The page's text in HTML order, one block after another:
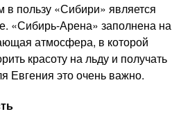
пользу «Сибири» является
«Сибирь-Арена» заполнена на
атмосфера, в которой
красоту на льду и получать
Евгения это очень важно.